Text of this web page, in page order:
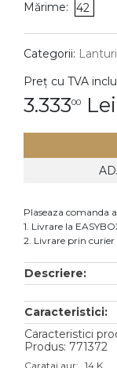
DIAMANTE
Cercei
Accesorii
Aur alb
Aur roz
Mărime: 42
Categorii:
Preț cu TVA
3.33300 Lei
Plaseaza comanda
1. Livrare la
2. Livrare prin curier
Descriere:
Caracteristici:
Caracteristici
Produs: 771372
Carataj aur: 14 K